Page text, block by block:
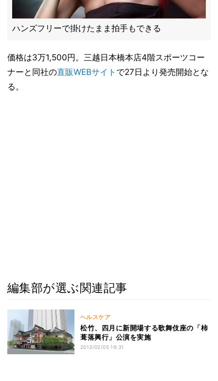
ハンズフリーで掛けたまま拍手もできる
価格は3万1,500円。三越日本橋本店4階スポーツコー
ナーと同社の直販WEBサイト で27日より発売開始とな
る。
編集部が選ぶ関連記事
ヘルスケア
松竹、四月に新開場する歌舞伎座の「柿
葺落興行」公演を実施
2013/02/05 19:31